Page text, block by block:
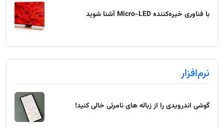
با فناوری خیره‌کننده Micro-LED آشنا شوید
نرم‌افزار
گوشی اندرویدی را از زباله های نامرئی خالی کنید!